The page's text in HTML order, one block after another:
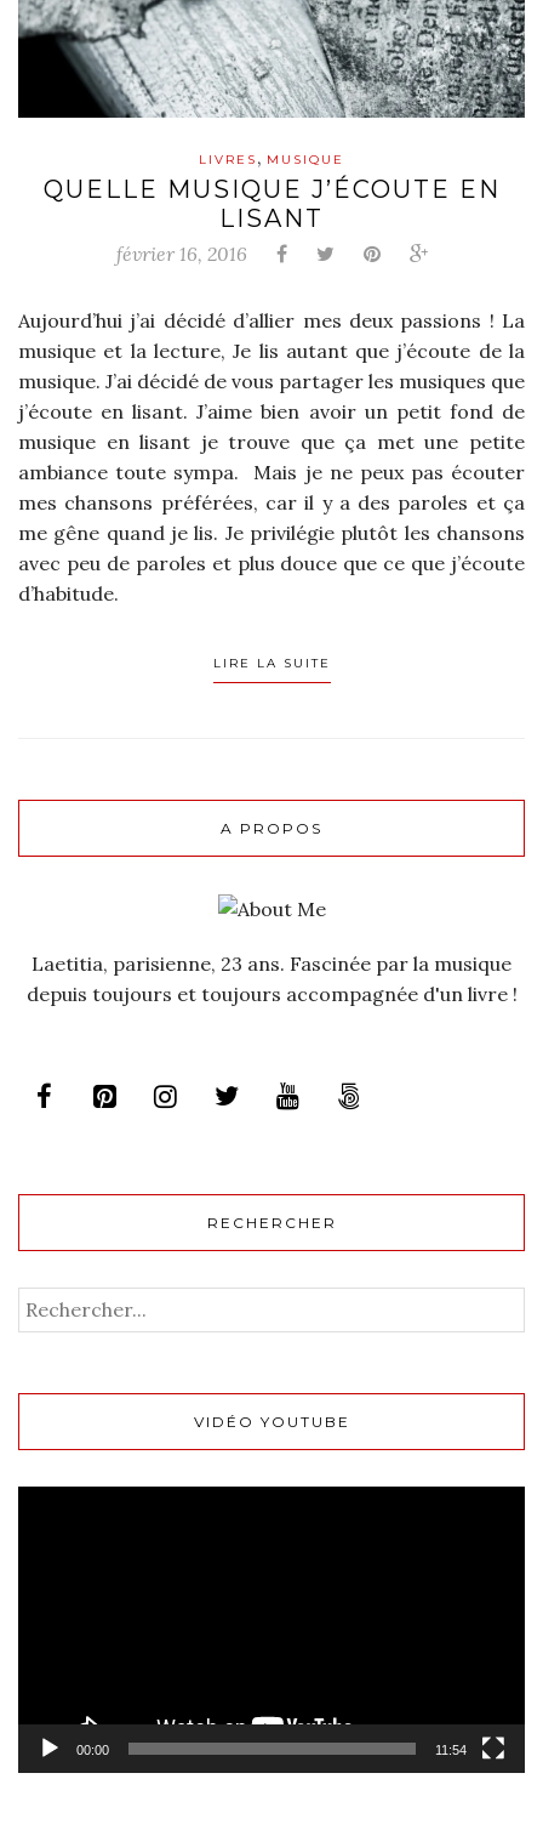
LIVRES , MUSIQUE
QUELLE MUSIQUE J’ÉCOUTE EN
LISANT
février 16, 2016
Aujourd’hui j’ai décidé d’allier mes deux passions ! La
musique et la lecture, Je lis autant que j’écoute de la
musique. J’ai décidé de vous partager les musiques que
j’écoute en lisant. J’aime bien avoir un petit fond de
musique en lisant je trouve que ça met une petite
ambiance toute sympa. Mais je ne peux pas écouter
mes chansons préférées, car il y a des paroles et ça
me gêne quand je lis. Je privilégie plutôt les chansons
avec peu de paroles et plus douce que ce que j’écoute
d’habitude.
LIRE LA SUITE
A PROPOS
Laetitia, parisienne, 23 ans. Fascinée par la musique
depuis toujours et toujours accompagnée d'un livre !
RECHERCHER
VIDÉO YOUTUBE
00:00 11:54